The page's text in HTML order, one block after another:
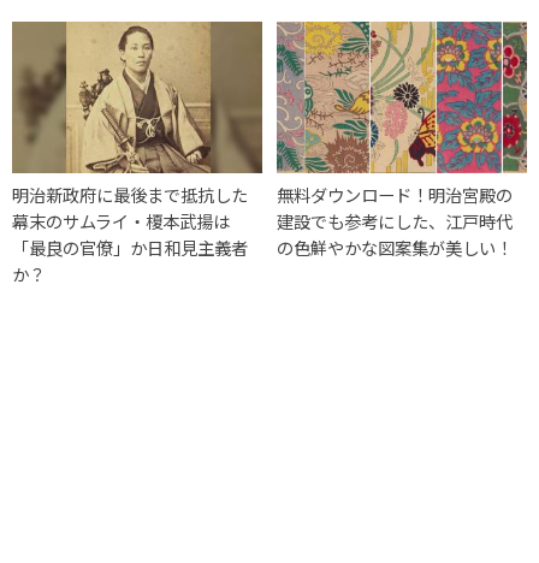
明治新政府に最後まで抵抗した
幕末のサムライ・榎本武揚は
「最良の官僚」か日和見主義者
か？
無料ダウンロード！明治宮殿の
建設でも参考にした、江戸時代
の色鮮やかな図案集が美しい！